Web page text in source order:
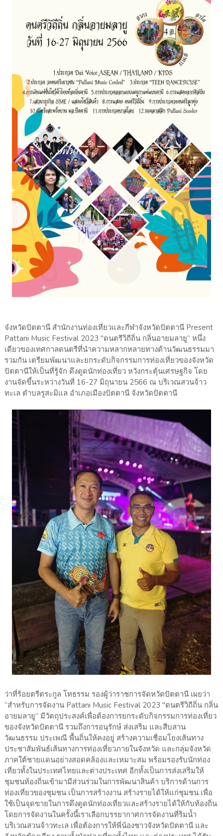
จํงหวัดปัตตานี สำนักงานท่องเที่ยวและกีฬาจังหวัดปัตตานี Present
Pattani Music Festival 2023 "ดนตรีวิถีถิ่น กลิ่นอายมลายู” หนึ่ง
เดียวของเทศกาลดนตรีที่นำความหลากหลายทางด้านวัฒนธรรมมา
รวมกัน เตรียมพัฒนาและยกระดับกิจกรรมการท่องเที่ยวของจังหวัด
ปัตตานีให้เป็นที่รู้จัก ดึงดูดนักท่องเที่ยว หวังกระตุ้นเศรษฐกิจ โดย
งานจัดขึ้นระหว่างวันที่ 16-27 มิถุนายน 2566 ณ บริเวณสวนจ้าว
ทะเล ตำบลรูสะมิแล อำเภอเมืองปัตตานี จังหวัดปัตตานี
ว่าที่ร้อยตรีตระกูล โทธรรม รองผู้ว่าราชการจัดหวัดปัตตานี เผยว่า
“สำหรับการจัดงาน Pattani Music Festival 2023 "ดนตรีวิถีถิ่น กลิ่น
อายมลายู” มีวัตถุประสงค์เพื่อต้องการยกระดับกิจกรรมการท่องเที่ยว
ของจังหวัดปัตตานี รวมถึงการอนุรักษ์ ส่งเสริม และสืบสาน
วัฒนธรรม ประเพณี พื้นถิ่นให้คงอยู่ สร้างความเชื่อมโยงเส้นทาง
ประชาสัมพันธ์เส้นทางการท่องเที่ยวภายในจังหวัด และกลุ่มจังหวัด
ภาคใต้ชายแดนอย่างสอดคล้องและเหมาะสม พร้อมรองรับนักท่อง
เที่ยวทั้งในประเทศไทยและต่างประเทศ อีกทั้งเป็นการส่งเสริมให้
ชุมชนท้องถิ่นเข้ามามีส่วนร่วมในการพัฒนาสินค้า บริการด้านการ
ท่องเที่ยวของชุมชน เป็นการสร้างงาน สร้างรายได้ให้แก่ชุมชน เพื่อ
ใช้เป็นจุดขายในการดึงดูดนักท่องเที่ยวและสร้างรายได้ให้กับท้องถิ่น
โดยการจัดงานในครั้งนี้เราเลือกบรรยากาศการจัดงานที่ริมน้ำ
บริเวณสวนจ้าวทะเล เพื่อต้องการให้พี่น้องชาวจังหวัดปัตตานี และ